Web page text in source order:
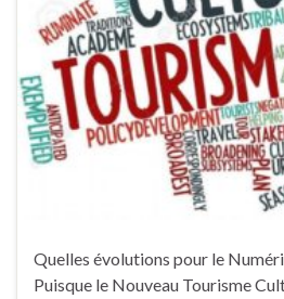
Quelles évolutions pour le
Puisque le Nouveau Tourisme